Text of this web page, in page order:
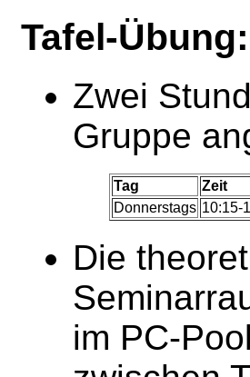
Tafel-Übung:
Zwei
Gruppe
Tag Zeit
Donnerstags 10:15-
Die
im PC-